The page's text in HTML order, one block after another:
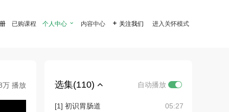
已购课程 个人中心  内容中心  关注我们 进入关怀模式
万 播放 选集(110) 自动播放
[1] 初识胃肠道 05:27